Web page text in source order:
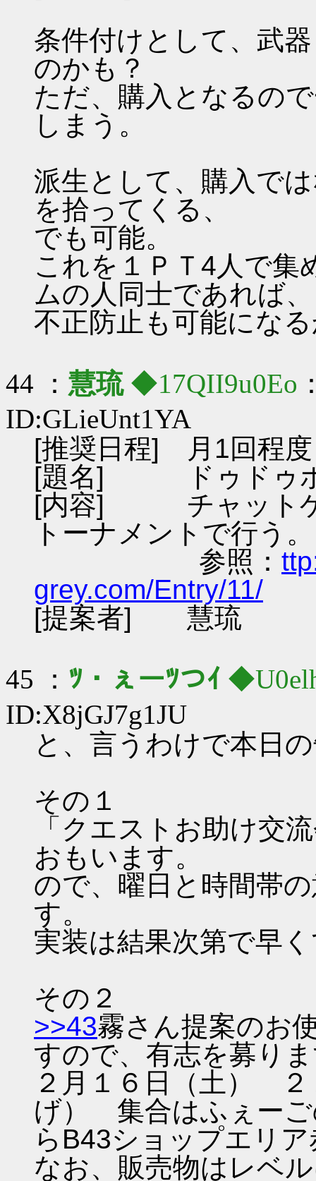
条件付けとして、武
のかも？
ただ、購入となるの
しまう。
派生として、購入で
を拾ってくる、
でも可能。
これを１ＰＴ4人で集
ムの人同士であれば、
不正防止も可能にな
44 ： 慧琉◆17QII9u0Eo
ID:GLieUnt1YA
[推奨日程] 月1回程度
[題名] ドゥドゥボ
[内容] チャットゲ
トーナメントで行う。
参照：
grey.com/Entry/11/
[提案者] 慧琉
45 ： ﾂ・ぇーﾂつｲ
ID:X8jGJ7g1JU
と、言うわけで本日
その１
「クエストお助け交
おもいます。
ので、曜日と時間帯
す。
実装は結果次第で早
その２
>>43霧さん提案のお
すので、有志を募り
２月１６日（土） ２
げ） 集合はふぇーご
らB43ショップエリ
なお、販売物はレベ